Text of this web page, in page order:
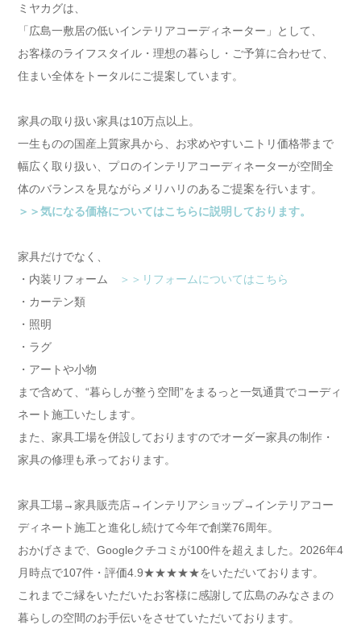
ミヤカグは、
「広島一敷居の低いインテリアコーディネーター」として、
お客様のライフスタイル・理想の暮らし・ご予算に合わせて、
住まい全体をトータルにご提案しています。
家具の取り扱い家具は10万点以上。
一生ものの国産上質家具から、お求めやすいニトリ価格帯まで
幅広く取り扱い、プロのインテリアコーディネーターが空間全
体のバランスを見ながらメリハリのあるご提案を行います。
＞＞気になる価格についてはこちらに説明しております。
家具だけでなく、
・内装リフォーム
＞＞リフォームについてはこちら
・カーテン類
・照明
・ラグ
・アートや小物
まで含めて、“暮らしが整う空間”をまるっと一気通貫でコーディ
ネート施工いたします。
また、家具工場を併設しておりますのでオーダー家具の制作・
家具の修理も承っております。
家具工場→家具販売店→インテリアショップ→インテリアコー
ディネート施工と進化し続けて今年で創業76周年。
おかげさまで、Googleクチコミが100件を超えました。2026年4
月時点で107件・評価4.9★★★★★をいただいております。
これまでご縁をいただいたお客様に感謝して広島のみなさまの
暮らしの空間のお手伝いをさせていただいております。